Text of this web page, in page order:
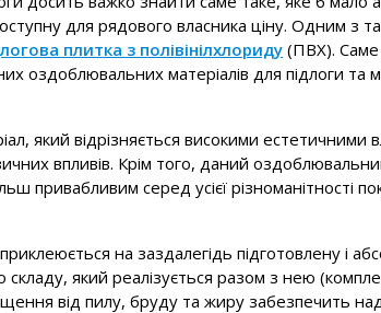
для рядового власника ціну. Одним з
плитка з полівінілхлориду (ПВХ). Саме
оздоблювальних матеріалів для підлоги та
який відрізняється високими естетичними
впливів. Крім того, даний
привабливим серед усієї різноманітності
на заздалегідь підготовлену і
складу, який реалізується разом з нею
від пилу, бруду та жиру забезпечить